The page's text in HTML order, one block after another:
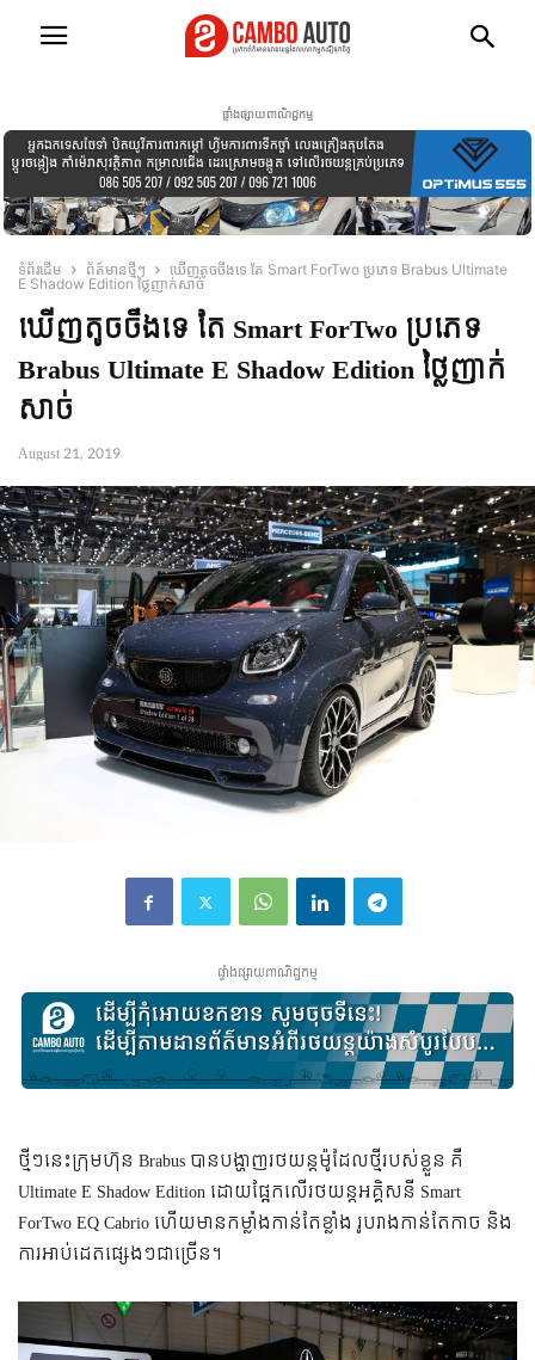
ផ្ទាំងផ្សាយពាណិជ្ជកម្ម
ទំព័រដើម ព័ត៍មានថ្មីៗ
ឃើញតូចចឹងទេ តែ Smart ForTwo ប្រភេទ Brabus Ultimate
E Shadow Edition ថ្លៃញាក់សាច់
ឃើញតូចចឹងទេ តែ Smart ForTwo ប្រភេទ
Brabus Ultimate E Shadow Edition ថ្លៃញាក់
សាច់
August 21, 2019
ផ្ទាំងផ្សាយពាណិជ្ជកម្ម
ថ្មីៗនេះក្រុមហ៊ុន Brabus បាន​បង្ហាញ​រថយន្ត​ម៉ូដែល​ថ្មី​របស់​ខ្លួន គឺ
Ultimate E Shadow Edition ដោយ​ផ្អែក​លើ​រថយន្ត​អគ្គិសនី Smart
ForTwo EQ Cabrio ហើយ​មាន​កម្លាំង​កាន់​តែ​ខ្លាំង រូបរាង​កាន់​តែ​កាច និង​
ការ​អាប់ដេត​ផ្សេងៗ​ជា​ច្រើន។